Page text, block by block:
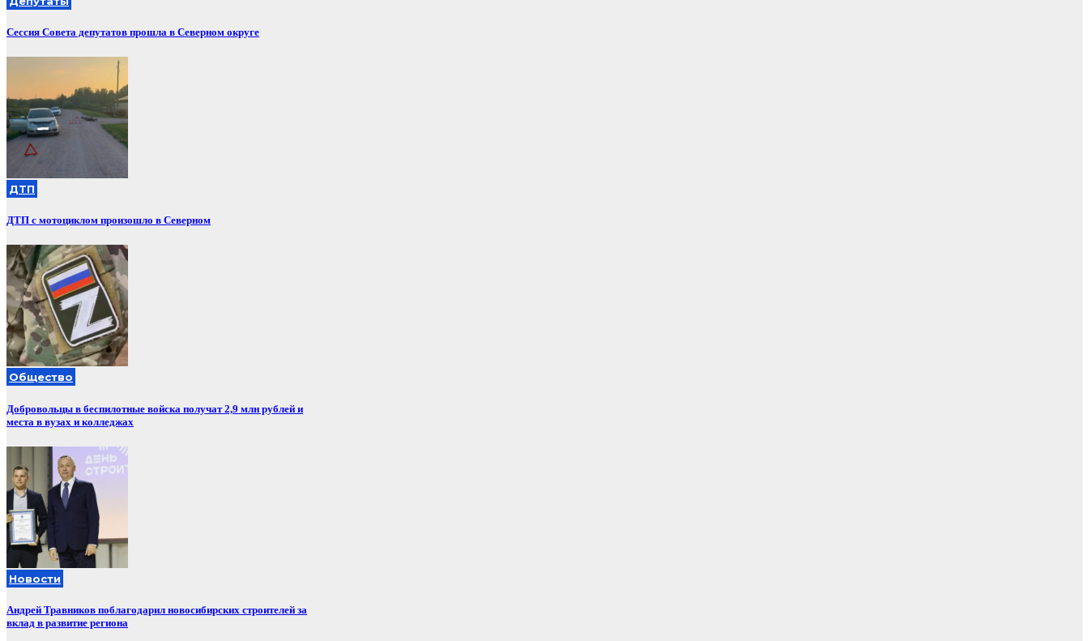
Сессия Совета депутатов прошла в Северном округе
ДТП
ДТП с мотоциклом произошло в Северном
Общество
Добровольцы в беспилотные войска получат 2,9 млн рублей и
места в вузах и колледжах
Новости
Андрей Травников поблагодарил новосибирских строителей за
вклад в развитие региона